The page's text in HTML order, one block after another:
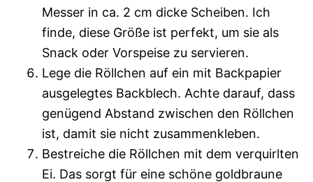
Messer in ca. 2 cm dicke Scheiben. Ich
finde, diese Größe ist perfekt, um sie als
Snack oder Vorspeise zu servieren.
Lege die Röllchen auf ein mit Backpapier
ausgelegtes Backblech. Achte darauf, dass
genügend Abstand zwischen den Röllchen
ist, damit sie nicht zusammenkleben.
Bestreiche die Röllchen mit dem verquirlten
Ei. Das sorgt für eine schöne goldbraune